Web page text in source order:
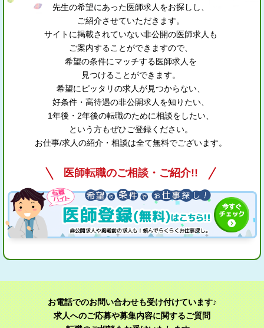
先生の希望にあった医師求人をお探しし、
ご紹介させていただきます。
サイトに掲載されていない非公開の医師求人も
ご案内することができますので、
希望の条件にマッチする医師求人を
見つけることができます。
希望にピッタリの求人が見つからない、
好条件・高待遇の非公開求人を知りたい、
1年後・2年後の転職のために相談をしたい、
という方もぜひご登録ください。
お仕事/求人の紹介・相談は全て無料でございます。
医師転職のご相談・ご紹介!!
お電話でのお問い合わせも受け付けています♪
求人へのご応募や募集内容に関するご質問